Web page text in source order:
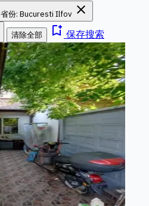
省份: Bucuresti Ilfov close
清除全部 bookmark_add 保存搜索